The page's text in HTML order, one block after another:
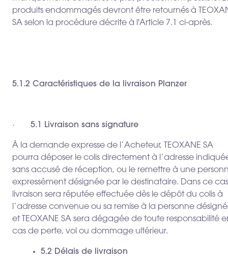
produits endommagés devront être retournés à
SA selon la procédure décrite à l'Article 7.1 ci-après.
5.1.2 Caractéristiques de la livraison Planzer
· 5.1 Livraison sans signature
À la demande expresse de l’Acheteur, TEOXANE SA
pourra déposer le colis directement à l’adresse
sans accusé de réception, ou le remettre à une
expressément désignée par le destinataire. Dans ce
livraison sera réputée effectuée dès le dépôt du colis à
l’adresse convenue ou sa remise à la personne
et TEOXANE SA sera dégagée de toute responsabilité
cas de perte, vol ou dommage ultérieur.
5.2 Délais de livraison